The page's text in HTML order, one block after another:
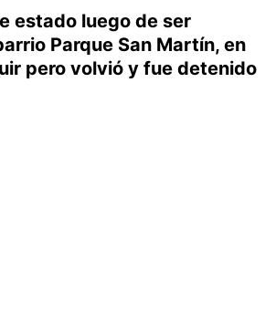
estado luego de ser
Parque San Martín, en
pero volvió y fue detenido